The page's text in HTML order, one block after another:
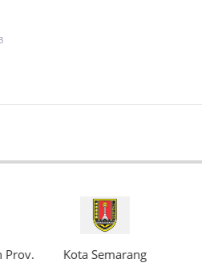
Prov.
Kota Semarang